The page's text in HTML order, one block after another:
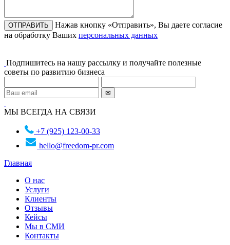
Нажав кнопку «Отправить», Вы даете согласие
на обработку Ваших персональных данных
Подпишитесь на нашу рассылку и получайте полезные
советы по развитию бизнеса
МЫ ВСЕГДА НА СВЯЗИ
+7 (925) 123-00-33
hello@freedom-pr.com
Главная
О нас
Услуги
Клиенты
Отзывы
Кейсы
Мы в СМИ
Контакты